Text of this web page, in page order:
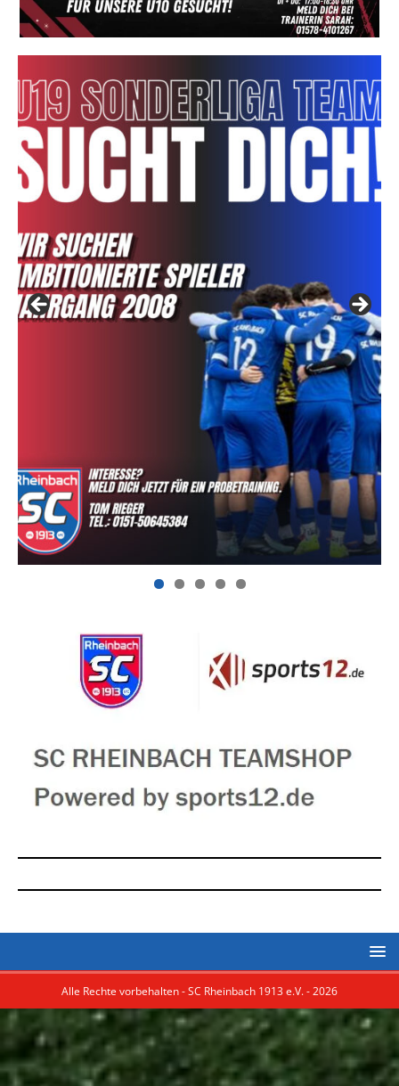
Alle Rechte vorbehalten - SC Rheinbach 1913 e.V. - 2026